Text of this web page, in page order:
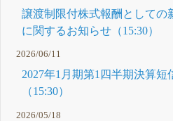
譲渡制限付株式報酬としての
に関するお知らせ（15:30）
2026/06/11
2027年1月期第1四半期決算
（15:30）
2026/05/18